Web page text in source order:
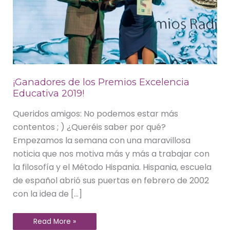
¡Ganadores de los Premios Excelencia
Educativa 2019!
Queridos amigos: No podemos estar más
contentos ; ) ¿Queréis saber por qué?
Empezamos la semana con una maravillosa
noticia que nos motiva más y más a trabajar con
la filosofía y el Método Hispania. Hispania, escuela
de español abrió sus puertas en febrero de 2002
con la idea de […]
Read More »